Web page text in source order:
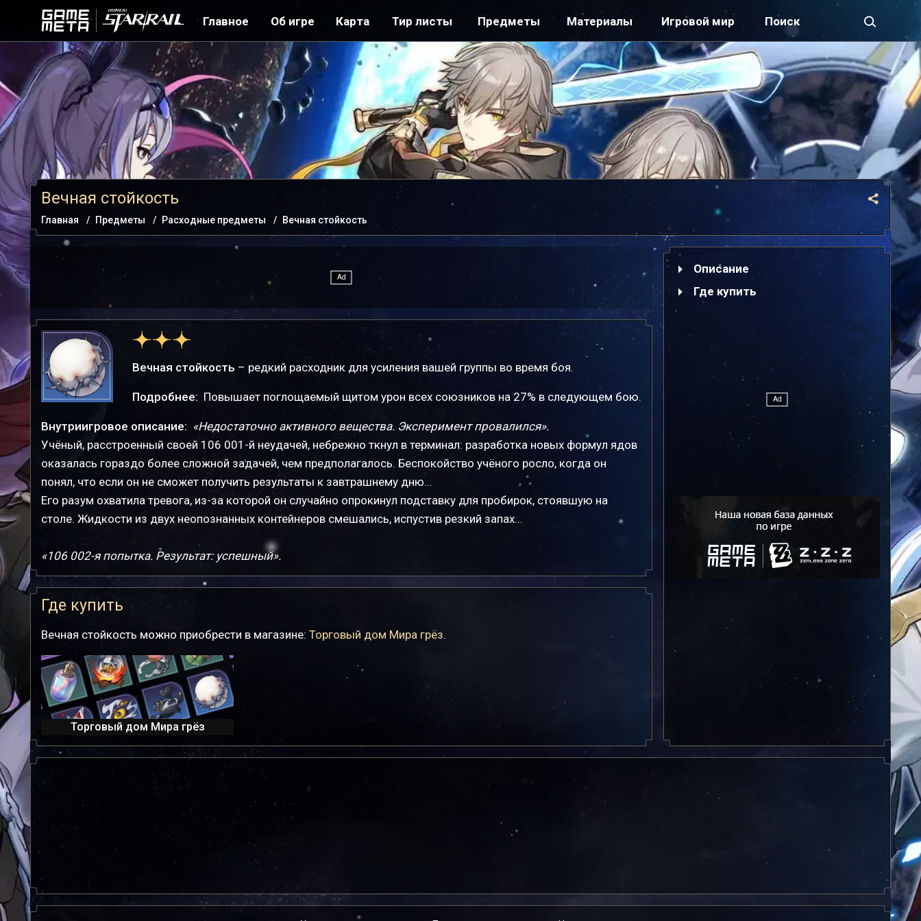
Главное Об игре Карта Тир листы Предметы Материалы Игровой мир
Вечная стойкость
Главная Предметы Расходные предметы Вечная стойкость
Вечная стойкость – редкий расходник для усиления вашей группы во время боя.
Подробнее: Повышает поглощаемый щитом урон всех союзников на 27% в следующем бою.
Внутриигровое описание: «Недостаточно активного вещества. Эксперимент провалился».
Учёный, расстроенный своей 106 001-й неудачей, небрежно ткнул в терминал: разработка новых формул ядов
оказалась гораздо более сложной задачей, чем предполагалось. Беспокойство учёного росло, когда он
понял, что если он не сможет получить результаты к завтрашнему дню...
Его разум охватила тревога, из-за которой он случайно опрокинул подставку для пробирок, стоявшую на
столе. Жидкости из двух неопознанных контейнеров смешались, испустив резкий запах...
«106 002-я попытка. Результат: успешный».
Где купить
Вечная стойкость можно приобрести в магазине: Торговый дом Мира грёз.
Торговый дом Мира грёз
Описание
Где купить